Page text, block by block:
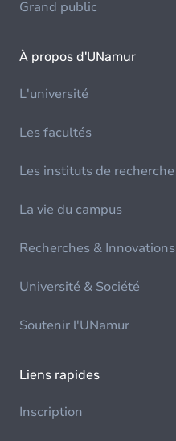
Grand public
À propos d'UNamur
L'université
Les facultés
Les instituts de recherche
La vie du campus
Recherches & Innovations
Université & Société
Soutenir l'UNamur
Liens rapides
Inscription